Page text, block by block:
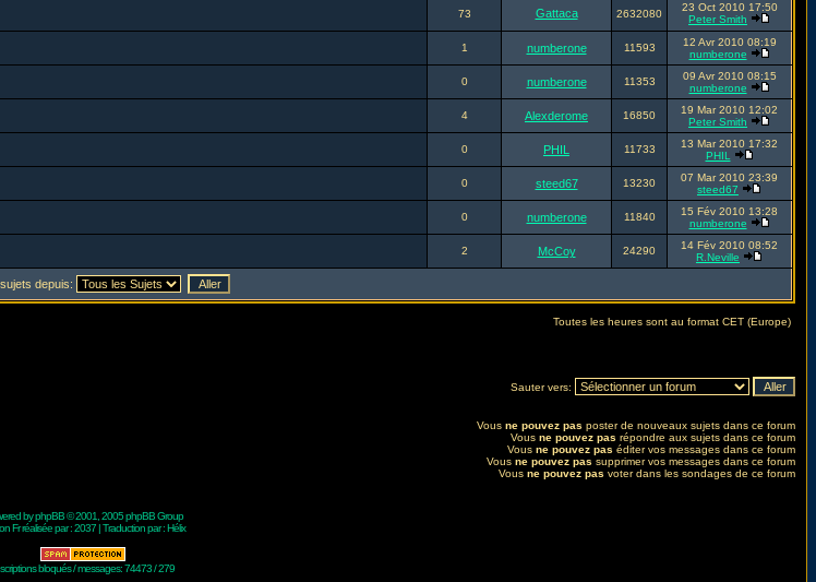
73 Gattaca 2632080
23 Oct 2010 17:50
Peter Smith
1 numberone 11593
12 Avr 2010 08:19
numberone
0 numberone 11353
09 Avr 2010 08:15
numberone
4 Alexderome 16850
19 Mar 2010 12:02
Peter Smith
0 PHIL 11733
13 Mar 2010 17:32
PHIL
0 steed67 13230
07 Mar 2010 23:39
steed67
0 numberone 11840
15 Fév 2010 13:28
numberone
2 McCoy 24290
14 Fév 2010 08:52
R.Neville
depuis:
Toutes les heures sont au format CET (Europe)
Sauter vers:
Vous ne pouvez pas poster de nouveaux sujets dans ce forum
Vous ne pouvez pas répondre aux sujets dans ce forum
Vous ne pouvez pas éditer vos messages dans ce forum
Vous ne pouvez pas supprimer vos messages dans ce forum
Vous ne pouvez pas voter dans les sondages de ce forum
byphpBB© 2001, 2005 phpBB Group
Fr réalisée par :2037 | Traduction par :Hélix
bloqués / messages: 74473 / 279